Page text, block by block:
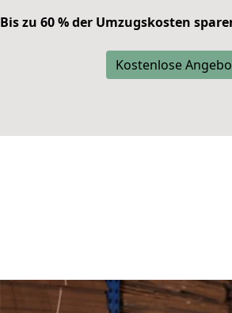
Bis zu 60 % der Umzugskosten
Kostenlose